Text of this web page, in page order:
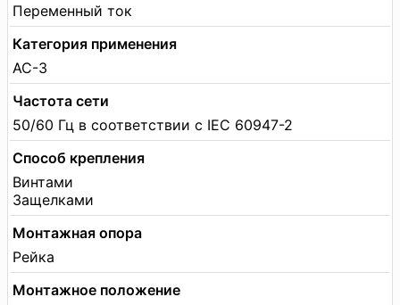
Переменный ток
Категория применения
AC-3
Частота сети
50/60 Гц в соответствии с IEC 60947-2
Способ крепления
Винтами
Защелками
Монтажная опора
Рейка
Монтажное положение